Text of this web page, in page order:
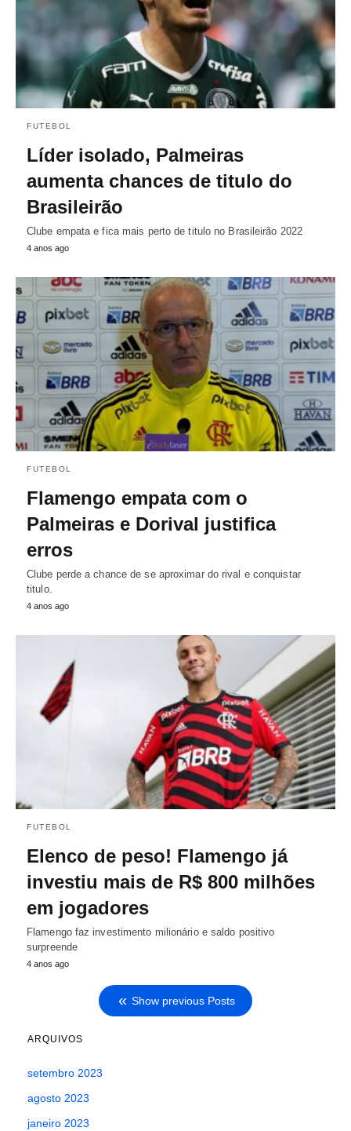
FUTEBOL
Líder isolado, Palmeiras
aumenta chances de titulo do
Brasileirão
Clube empata e fica mais perto de titulo no Brasileirão 2022
4 anos ago
FUTEBOL
Flamengo empata com o
Palmeiras e Dorival justifica
erros
Clube perde a chance de se aproximar do rival e conquistar
titulo.
4 anos ago
FUTEBOL
Elenco de peso! Flamengo já
investiu mais de R$ 800 milhões
em jogadores
Flamengo faz investimento milionário e saldo positivo
surpreende
4 anos ago
Show previous Posts
ARQUIVOS
setembro 2023
agosto 2023
janeiro 2023